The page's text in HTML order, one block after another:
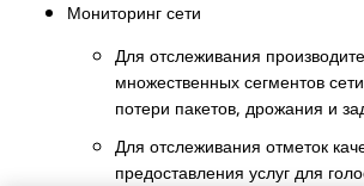
Мониторинг сети
Для отслеживания
множественных сегментов
потери пакетов, дрожания и
Для отслеживания отметок
предоставления услуг для